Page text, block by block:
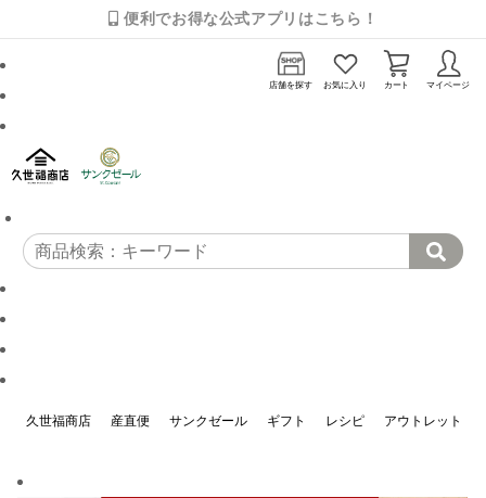
便利でお得な公式アプリはこちら！
店舗を探す お気に入り カート マイページ
久世福商店 産直便 サンクゼール ギフト レシピ アウトレット